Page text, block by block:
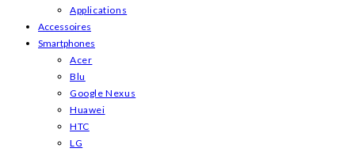
Applications
Accessoires
Smartphones
Acer
Blu
Google Nexus
Huawei
HTC
LG